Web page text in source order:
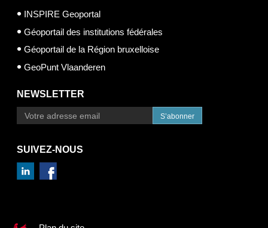
INSPIRE Geoportal
Géoportail des institutions fédérales
Géoportail de la Région bruxelloise
GeoPunt Vlaanderen
NEWSLETTER
S’abonner
SUIVEZ-NOUS